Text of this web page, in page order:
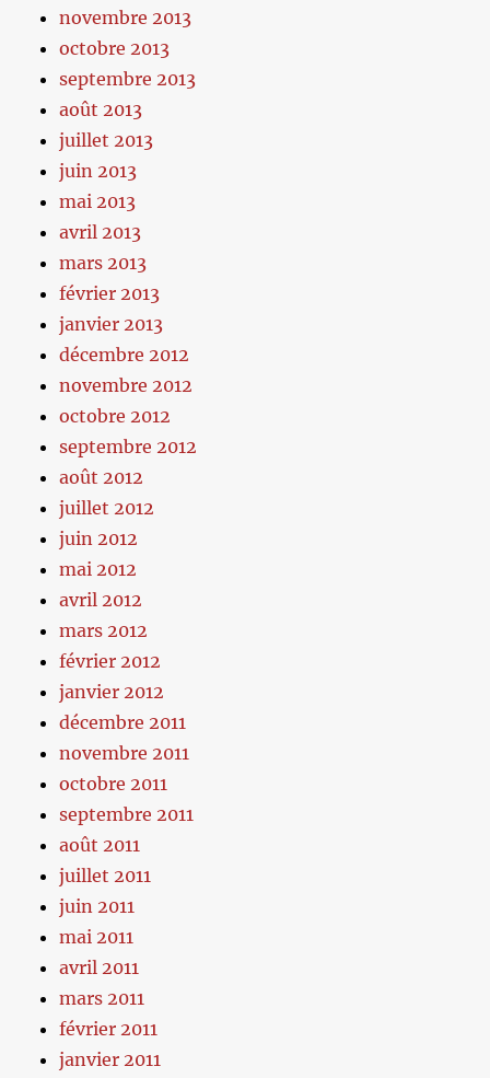
novembre 2013
octobre 2013
septembre 2013
août 2013
juillet 2013
juin 2013
mai 2013
avril 2013
mars 2013
février 2013
janvier 2013
décembre 2012
novembre 2012
octobre 2012
septembre 2012
août 2012
juillet 2012
juin 2012
mai 2012
avril 2012
mars 2012
février 2012
janvier 2012
décembre 2011
novembre 2011
octobre 2011
septembre 2011
août 2011
juillet 2011
juin 2011
mai 2011
avril 2011
mars 2011
février 2011
janvier 2011